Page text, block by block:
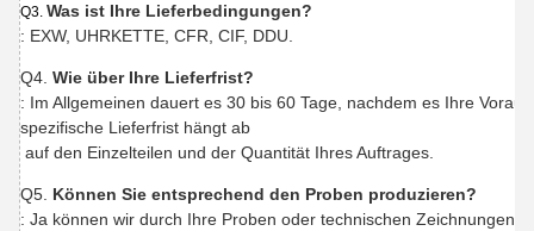
Q3. Was ist Ihre Lieferbedingungen?
: EXW, UHRKETTE, CFR, CIF, DDU.
Q4. Wie über Ihre Lieferfrist?
: Im Allgemeinen dauert es 30 bis 60 Tage, nachdem es Ihre
spezifische Lieferfrist hängt ab
auf den Einzelteilen und der Quantität Ihres Auftrages.
Q5. Können Sie entsprechend den Proben produzieren?
: Ja können wir durch Ihre Proben oder technischen Zeichnungen